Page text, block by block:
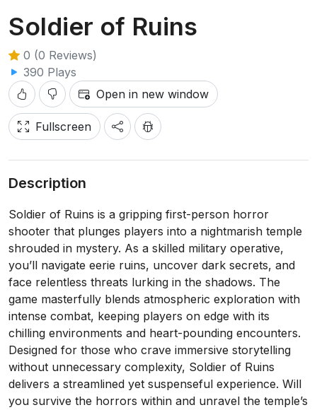
Soldier of Ruins
0 (0 Reviews)
390 Plays
Open in new window
Fullscreen
Description
Soldier of Ruins is a gripping first-person horror
shooter that plunges players into a nightmarish temple
shrouded in mystery. As a skilled military operative,
you’ll navigate eerie ruins, uncover dark secrets, and
face relentless threats lurking in the shadows. The
game masterfully blends atmospheric exploration with
intense combat, keeping players on edge with its
chilling environments and heart-pounding encounters.
Designed for those who crave immersive storytelling
without unnecessary complexity, Soldier of Ruins
delivers a streamlined yet suspenseful experience. Will
you survive the horrors within and unravel the temple’s